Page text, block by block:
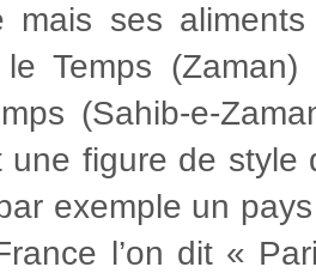
mais ses
Temps
(Sahib-e-
une figure de
exemple un
l’on dit «